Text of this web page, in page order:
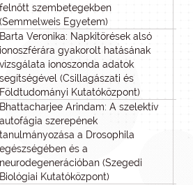
felnőtt szembetegekben
(Semmelweis Egyetem)
Barta Veronika: Napkitörések alsó
ionoszférára gyakorolt hatásának
vizsgálata ionoszonda adatok
segítségével (Csillagászati és
Földtudományi Kutatóközpont)
Bhattacharjee Arindam: A szelektív
autofágia szerepének
tanulmányozása a Drosophila
egészségében és a
neurodegenerációban (Szegedi
Biológiai Kutatóközpont)